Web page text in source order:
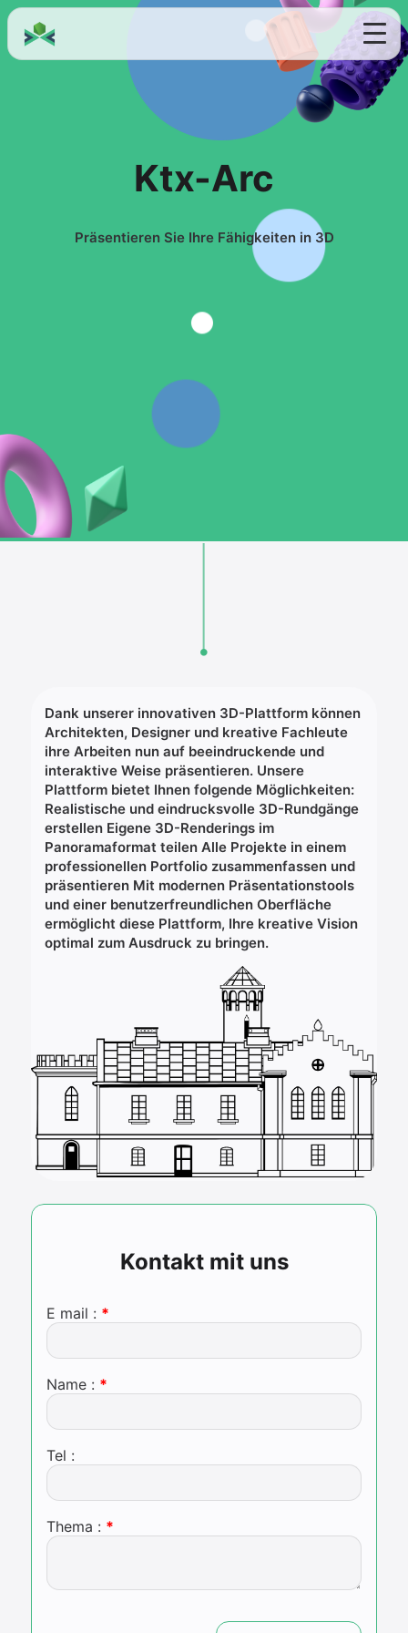
Ktx-Arc
Präsentieren Sie Ihre Fähigkeiten in 3D
Dank unserer innovativen 3D-Plattform können
Architekten, Designer und kreative Fachleute
ihre Arbeiten nun auf beeindruckende und
interaktive Weise präsentieren. Unsere
Plattform bietet Ihnen folgende Möglichkeiten:
Realistische und eindrucksvolle 3D-Rundgänge
erstellen Eigene 3D-Renderings im
Panoramaformat teilen Alle Projekte in einem
professionellen Portfolio zusammenfassen und
präsentieren Mit modernen Präsentationstools
und einer benutzerfreundlichen Oberfläche
ermöglicht diese Plattform, Ihre kreative Vision
optimal zum Ausdruck zu bringen.
Kontakt mit uns
E mail :
Name :
Tel :
Thema :